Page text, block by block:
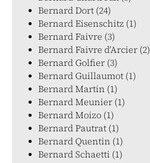
Bernard Dort (24)
Bernard Eisenschitz (1)
Bernard Faivre (3)
Bernard Faivre d’Arcier (2)
Bernard Golfier (3)
Bernard Guillaumot (1)
Bernard Martin (1)
Bernard Meunier (1)
Bernard Moizo (1)
Bernard Pautrat (1)
Bernard Quentin (1)
Bernard Schaetti (1)